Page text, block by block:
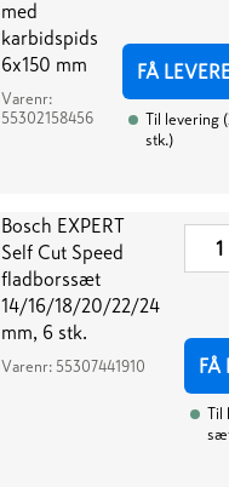
med
karbidspids
6x150 mm
Varenr:
55302158456
FÅ
Til levering (
stk.)
Bosch EXPERT
Self Cut Speed
fladborssæt
14/16/18/20/22/24
mm, 6 stk.
Varenr: 55307441910 FÅ
Til